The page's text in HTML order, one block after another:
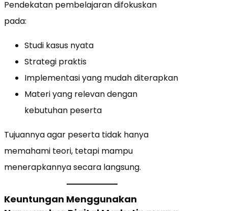
Pendekatan pembelajaran difokuskan
pada:
Studi kasus nyata
Strategi praktis
Implementasi yang mudah diterapkan
Materi yang relevan dengan
kebutuhan peserta
Tujuannya agar peserta tidak hanya
memahami teori, tetapi mampu
menerapkannya secara langsung.
Keuntungan Menggunakan